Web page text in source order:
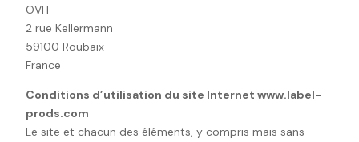
OVH
2 rue Kellermann
59100 Roubaix
France
Conditions d’utilisation du site Internet www.label-
prods.com
Le site et chacun des éléments, y compris mais sans